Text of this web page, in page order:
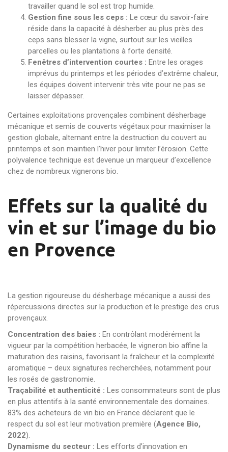
travailler quand le sol est trop humide.
Gestion fine sous les ceps : Le cœur du savoir-faire
réside dans la capacité à désherber au plus près des
ceps sans blesser la vigne, surtout sur les vieilles
parcelles ou les plantations à forte densité.
Fenêtres d’intervention courtes : Entre les orages
imprévus du printemps et les périodes d’extrême chaleur,
les équipes doivent intervenir très vite pour ne pas se
laisser dépasser.
Certaines exploitations provençales combinent désherbage
mécanique et semis de couverts végétaux pour maximiser la
gestion globale, alternant entre la destruction du couvert au
printemps et son maintien l’hiver pour limiter l’érosion. Cette
polyvalence technique est devenue un marqueur d’excellence
chez de nombreux vignerons bio.
Effets sur la qualité du
vin et sur l’image du bio
en Provence
La gestion rigoureuse du désherbage mécanique a aussi des
répercussions directes sur la production et le prestige des crus
provençaux.
Concentration des baies : En contrôlant modérément la
vigueur par la compétition herbacée, le vigneron bio affine la
maturation des raisins, favorisant la fraîcheur et la complexité
aromatique – deux signatures recherchées, notamment pour
les rosés de gastronomie.
Traçabilité et authenticité : Les consommateurs sont de plus
en plus attentifs à la santé environnementale des domaines.
83% des acheteurs de vin bio en France déclarent que le
respect du sol est leur motivation première (Agence Bio,
2022).
Dynamisme du secteur : Les efforts d’innovation en